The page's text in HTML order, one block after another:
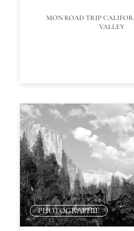
MON ROAD TRIP
VALLEY
PHOTOGRAPHIE